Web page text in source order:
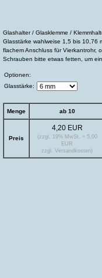
Glashalter / Glasklemme /
Glasstärke wahlweise 1,5 bis 10,76
flachem Anschluss für Vierkantrohr,
Schrauben bitte etwas fetten, um
Optionen:
Glasstärke:
Menge ab 10
Preis
4,20 EUR
(zzgl. 19% MwSt. = 5,00
EUR
zzgl. Versandkosten)